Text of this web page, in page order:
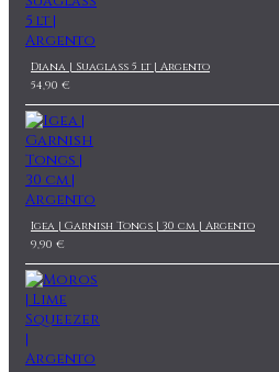
Diana | Suaglass 5 lt | Argento
54,90 €
Igea | Garnish Tongs | 30 cm | Argento
9,90 €